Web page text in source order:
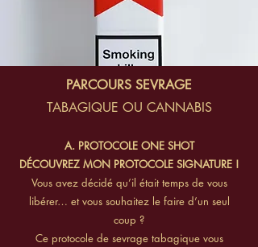
PARCOURS SEVRAGE
TABAGIQUE OU CANNABIS
A. PROTOCOLE ONE SHOT
DÉCOUVREZ MON PROTOCOLE SIGNATURE !
Vous avez décidé qu’il était temps de vous
libérer… et vous souhaitez le faire d’un seul
coup ?
Ce protocole de sevrage tabagique vous